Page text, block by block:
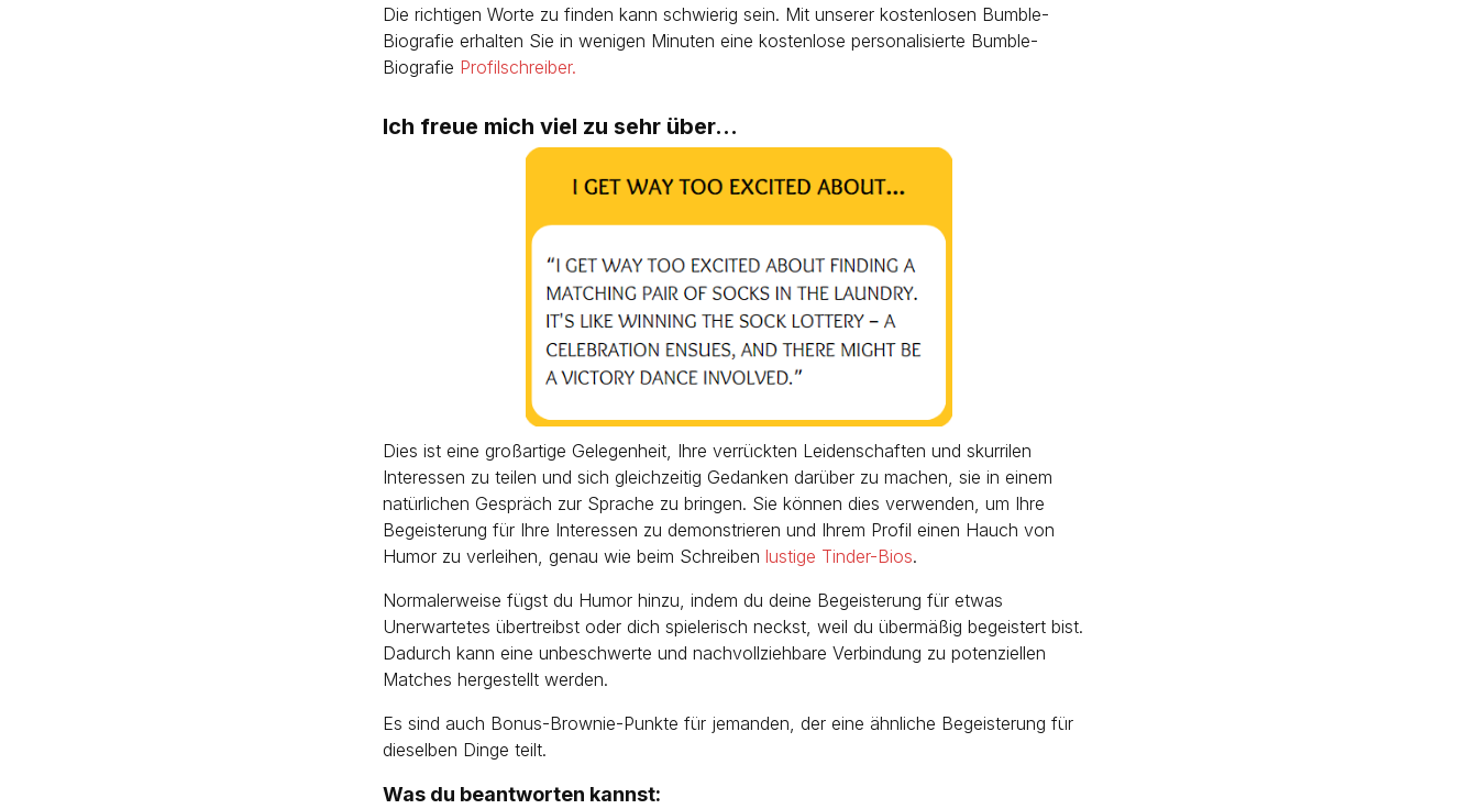
Die richtigen Worte zu finden kann schwierig sein. Mit unserer kostenlosen Bumble-
Biografie erhalten Sie in wenigen Minuten eine kostenlose personalisierte Bumble-
Biografie Profilschreiber.
Ich freue mich viel zu sehr über...
Dies ist eine großartige Gelegenheit, Ihre verrückten Leidenschaften und skurrilen
Interessen zu teilen und sich gleichzeitig Gedanken darüber zu machen, sie in einem
natürlichen Gespräch zur Sprache zu bringen. Sie können dies verwenden, um Ihre
Begeisterung für Ihre Interessen zu demonstrieren und Ihrem Profil einen Hauch von
Humor zu verleihen, genau wie beim Schreiben lustige Tinder-Bios.
Normalerweise fügst du Humor hinzu, indem du deine Begeisterung für etwas
Unerwartetes übertreibst oder dich spielerisch neckst, weil du übermäßig begeistert bist.
Dadurch kann eine unbeschwerte und nachvollziehbare Verbindung zu potenziellen
Matches hergestellt werden.
Es sind auch Bonus-Brownie-Punkte für jemanden, der eine ähnliche Begeisterung für
dieselben Dinge teilt.
Was du beantworten kannst: